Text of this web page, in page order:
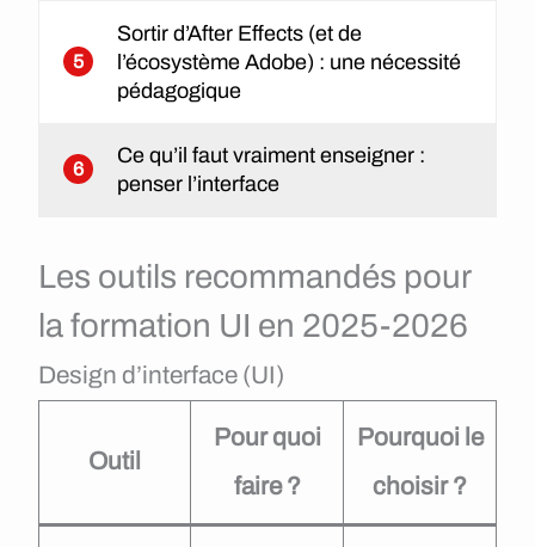
5
Sortir d’After Effects (et de
l’écosystème Adobe) : une nécessité
pédagogique
6
Ce qu’il faut vraiment enseigner :
penser l’interface
Les outils recommandés pour
la formation UI en 2025-2026
Design d’interface (UI)
Outil
Pour quoi
faire ?
Pourquoi le
choisir ?